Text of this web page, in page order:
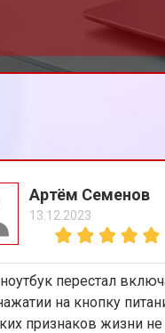
от
от
от
Артём Семенов
13.12.2023
перестал
на кнопку
признаков жизни не